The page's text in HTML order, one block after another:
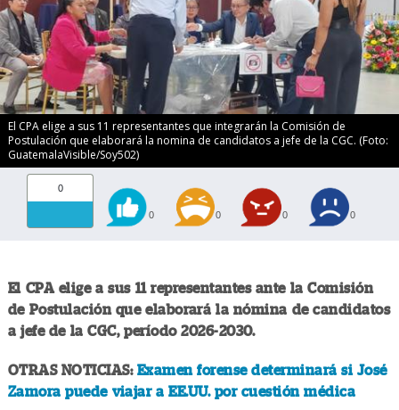
El CPA elige a sus 11 representantes que integrarán la Comisión de
Postulación que elaborará la nomina de candidatos a jefe de la CGC. (Foto:
GuatemalaVisible/Soy502)
0
0 0 0 0
El CPA elige a sus 11 representantes ante la Comisión
de Postulación que elaborará la nómina de candidatos
a jefe de la CGC, período 2026-2030.
OTRAS NOTICIAS: Examen forense determinará si José
Zamora puede viajar a EE.UU. por cuestión médica